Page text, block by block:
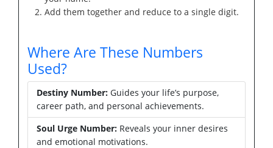
Add them together and reduce to a single digit.
Where Are These Numbers
Used?
Destiny Number: Guides your life’s purpose,
career path, and personal achievements.
Soul Urge Number: Reveals your inner desires
and emotional motivations.